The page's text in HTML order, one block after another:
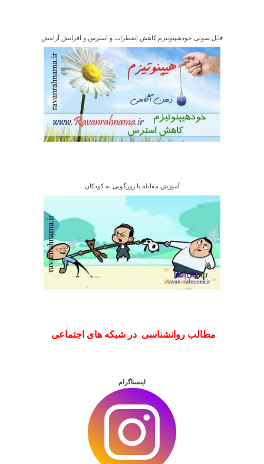
آموزش مقابله با زورگویی به کودکان
فایل صوتی خودهیپنوتیزم کاهش اضطراب و استرس و افزایش آرامش
مطالب روانشناسی در شبکه های اجتماعی
اینستاگرام